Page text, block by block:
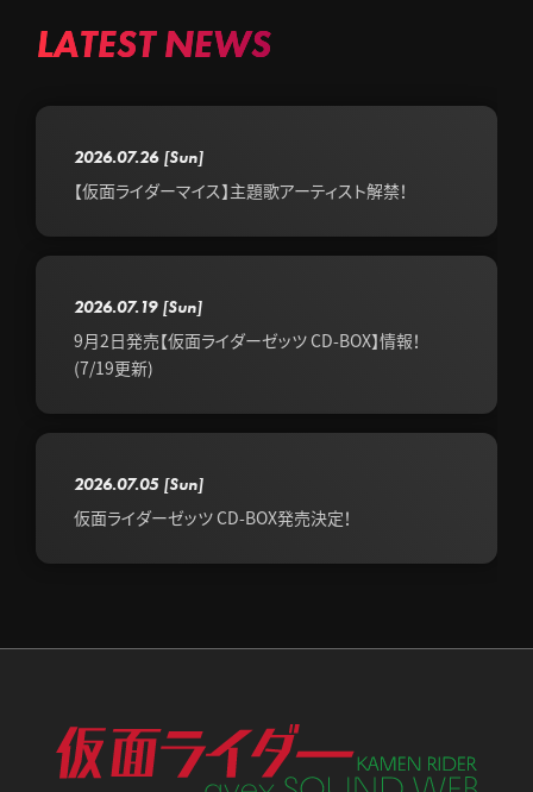
LATEST NEWS
2026.07.26 [Sun]
【仮面ライダーマイス】主題歌アーティスト解禁！
2026.07.19 [Sun]
9月2日発売【仮面ライダーゼッツ CD-BOX】情報！
(7/19更新)
2026.07.05 [Sun]
仮面ライダーゼッツ CD-BOX発売決定！